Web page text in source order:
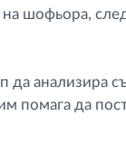
шофьора,
анализира
помага да